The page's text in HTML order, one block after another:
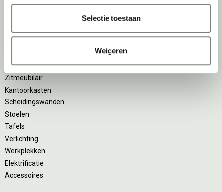
Selectie toestaan
Weigeren
Ergonomische bureaustoelen
Akoestische oplossingen
Zitmeubilair
Kantoorkasten
Scheidingswanden
Stoelen
Tafels
Verlichting
Werkplekken
Elektrificatie
Accessoires